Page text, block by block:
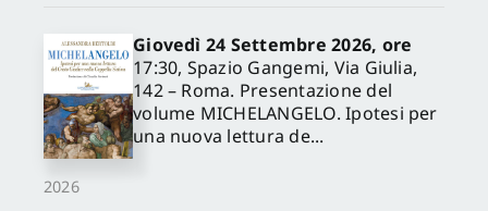
2026
Giovedì 24 Settembre 2026, ore
17:30, Spazio Gangemi, Via Giulia,
142 – Roma. Presentazione del
volume MICHELANGELO. Ipotesi per
una nuova lettura de...